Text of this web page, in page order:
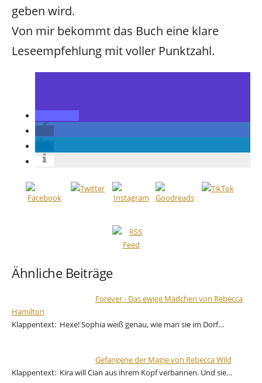
geben wird.
Von mir bekommt das Buch eine klare
Leseempfehlung mit voller Punktzahl.
Ähnliche Beiträge
Forever - Das ewige Mädchen von Rebecca
Hamilton
Klappentext: Hexe! Sophia weiß genau, wie man sie im Dorf…
Gefangene der Magie von Rebecca Wild
Klappentext: Kira will Cian aus ihrem Kopf verbannen. Und sie…